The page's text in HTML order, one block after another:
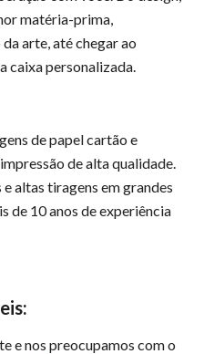
matéria-prima,
arte, até chegar ao
caixa personalizada.
de papel cartão e
de alta qualidade.
altas tiragens em grandes
de 10 anos de experiência
e nos preocupamos com o